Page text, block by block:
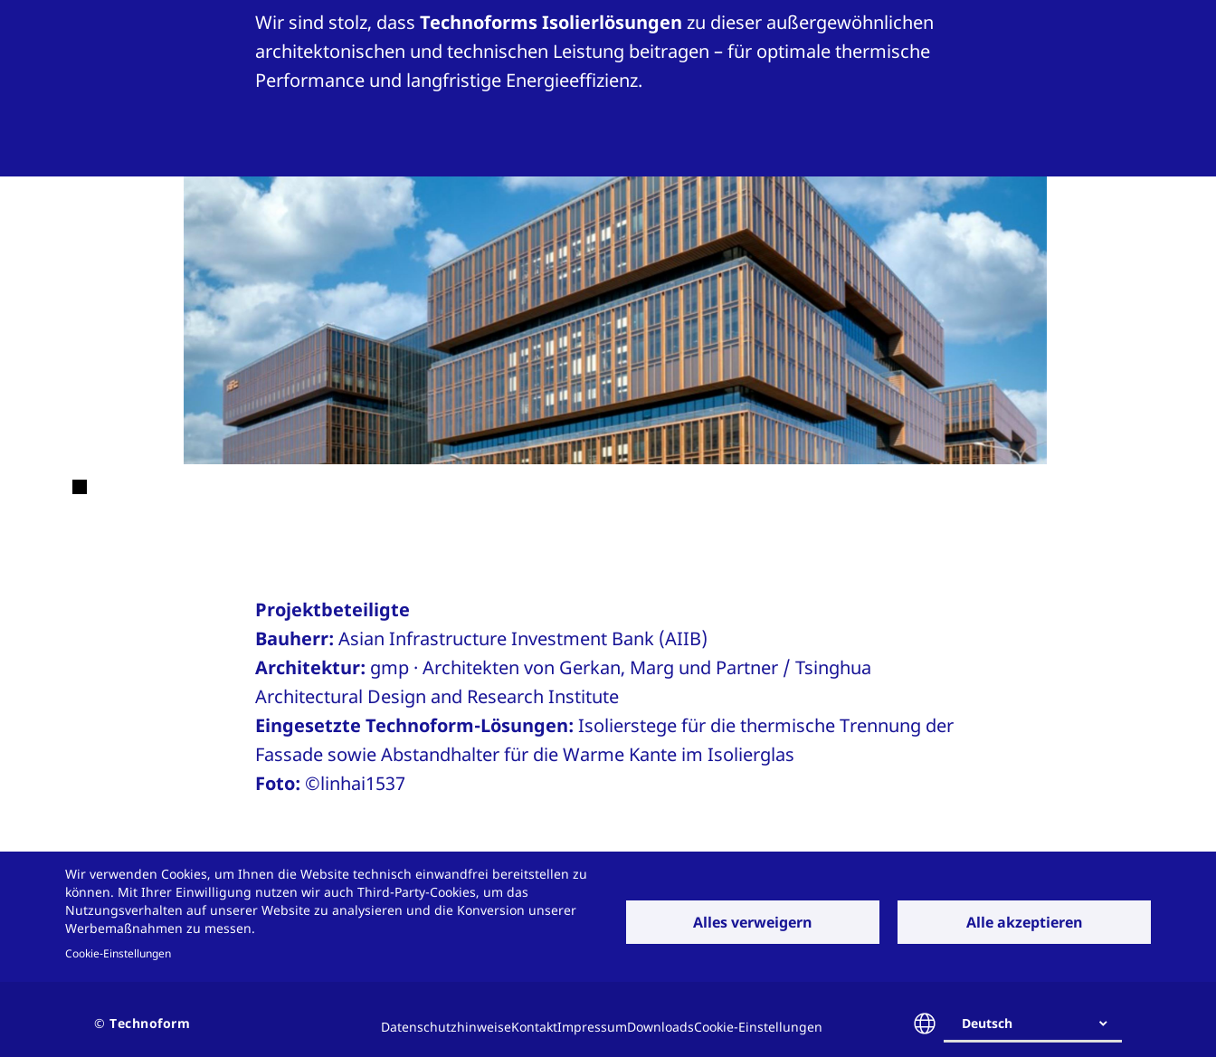
Wir sind stolz, dass Technoforms Isolierlösungen zu dieser außergewöhnlichen
architektonischen und technischen Leistung beitragen – für optimale thermische
Performance und langfristige Energieeffizienz.
Projektbeteiligte
Bauherr: Asian Infrastructure Investment Bank (AIIB)
Architektur: gmp · Architekten von Gerkan, Marg und Partner / Tsinghua
Architectural Design and Research Institute
Eingesetzte Technoform-Lösungen: Isolierstege für die thermische Trennung der
Fassade sowie Abstandhalter für die Warme Kante im Isolierglas
Foto: ©linhai1537
Sie haben eine Herausforderung für uns?
erarbeiten gemeinsam die beste Lösung aus Kunststoff.
Wir verwenden Cookies, um Ihnen die Website technisch einwandfrei bereitstellen zu
können. Mit Ihrer Einwilligung nutzen wir auch Third-Party-Cookies, um das
Nutzungsverhalten auf unserer Website zu analysieren und die Konversion unserer
Werbemaßnahmen zu messen.
Cookie-Einstellungen
Alles verweigern Alle akzeptieren
Deutsch
DatenschutzhinweiseKontaktImpressumDownloadsCookie-Einstellungen
© Technoform